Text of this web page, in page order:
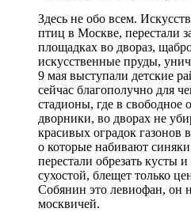
Здесь не обо всем.
птиц в Москве, перестали
площадках во двораз,
искусственные пруды,
9 мая выступали детские
сейчас благополучно для
стадионы, где в свободное
дворники, во дворах не
красивых оградок газонов
о которые набивают
перестали обрезать кусты
сухостой, блещет только
Собянин это левиофан, он
москвичей.